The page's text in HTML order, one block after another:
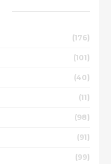
(176)
(101)
(40)
(11)
(98)
(91)
(99)